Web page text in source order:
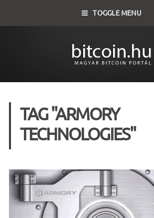
TOGGLE MENU
TAG "ARMORY
TECHNOLOGIES"